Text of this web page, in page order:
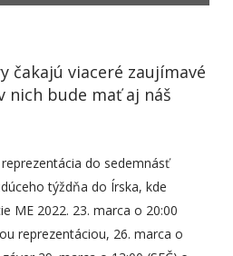
čakajú viaceré zaujímavé
nich bude mať aj náš
do sedemnásť
týždňa do Írska, kde
ME 2022. 23. marca o 20:00
reprezentáciou, 26. marca o